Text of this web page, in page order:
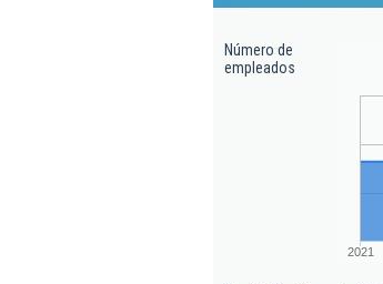
Número de
empleados
2021